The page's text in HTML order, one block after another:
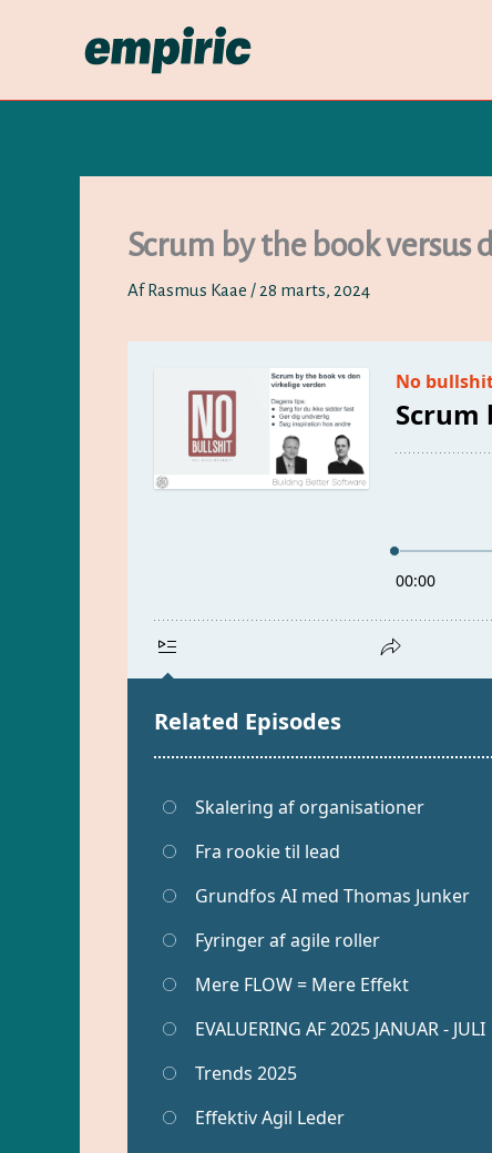
Scrum by the book versus
AfRasmus Kaae / 28 marts, 2024